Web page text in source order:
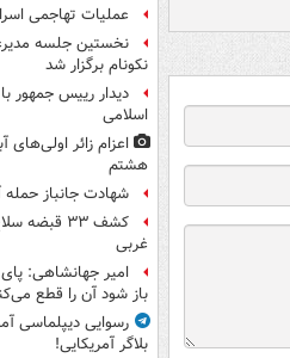
عملیات تهاجمی
نخستین جلسه
نکونام برگزار شد
دیدار رییس جمهور
اسلامی
اعزام زائر اولی‌های
هشتم
شهادت جانباز حمله
کشف ۳۳
غربی
امیر جهانشاهی: پای
باز شود آن را قطع
رسوایی دیپلماسی
بلاگر آمریکایی!